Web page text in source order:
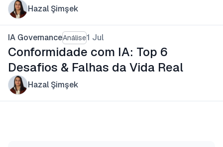
Hazal Şimşek
IA GovernanceAnálise1 Jul
Conformidade com IA: Top 6
Desafios & Falhas da Vida Real
Hazal Şimşek